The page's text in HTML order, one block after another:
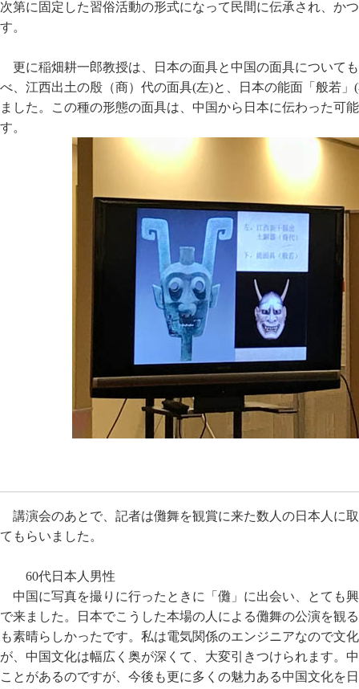
次第に固定した習俗活動の形式になって民間に伝承され、か
す。
更に稲畑耕一郎教授は、日本の面具と中国の面具について
べ、江西出土の殷（商）代の面具(左)と、日本の能面「般若
ました。この種の形態の面具は、中国から日本に伝わった可
す。
講演会のあとで、記者は儺舞を観賞に来た数人の日本人に
てもらいました。
60代日本人男性
中国に写真を撮りに行ったときに「儺」に出会い、とても
で来ました。日本でこうした本場の人による儺舞の公演を観
も素晴らしかったです。私は電気関係のエンジニアなので文
が、中国文化は幅広く奥が深くて、大変引きつけられます。
ことがあるのですが、今後も更に多くの魅力ある中国文化を